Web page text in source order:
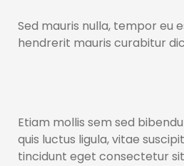
Sed mauris nulla, tempor eu
hendrerit mauris curabitur
Etiam mollis sem sed
quis luctus ligula, vitae
tincidunt eget consectetur